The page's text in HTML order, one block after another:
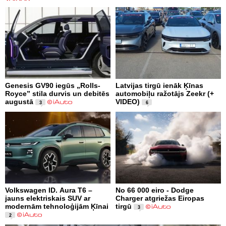
Genesis GV90 iegūs „Rolls-
Royce” stila durvis un debitēs
augustā
3
Latvijas tirgū ienāk Ķīnas
automobiļu ražotājs Zeekr (+
VIDEO)
6
Volkswagen ID. Aura T6 –
jauns elektriskais SUV ar
modernām tehnoloģijām Ķīnai
2
No 66 000 eiro - Dodge
Charger atgriežas Eiropas
tirgū
3